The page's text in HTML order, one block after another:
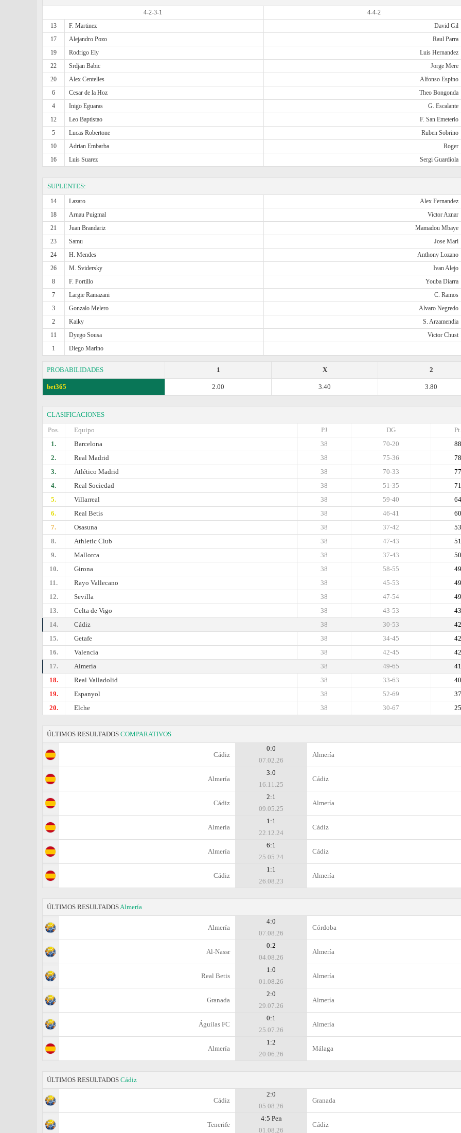
4-2-3-1
4-4-2
13
F. Martinez David Gil
17
Alejandro Pozo Raul Parra
19
Rodrigo Ely Luis Hernandez
22
Srdjan Babic Jorge Mere
20
Alex Centelles Alfonso Espino
6
Cesar de la Hoz Theo Bongonda
4
Inigo Eguaras G. Escalante
12
Leo Baptistao F. San Emeterio
5
Lucas Robertone Ruben Sobrino
10
Adrian Embarba Roger
16
Luis Suarez Sergi Guardiola
SUPLENTES:
14 Lazaro Alex Fernandez
18
Arnau Puigmal Victor Aznar
21
Juan Brandariz Mamadou Mbaye
23
Samu Jose Mari
24
H. Mendes Anthony Lozano
26
M. Svidersky Ivan Alejo
8
F. Portillo Youba Diarra
7
Largie Ramazani C. Ramos
3
Gonzalo Melero Alvaro Negredo
2
Kaiky S. Arzamendia
11
Dyego Sousa Victor Chust
1
Diego Marino
PROBABILIDADES 2
X
1
bet365 3.80
3.40
2.00
CLASIFICACIONES
Pos.
Equipo Pt.
DG
PJ
1.
Barcelona 88
70-20
38
2.
Real Madrid 78
75-36
38
3.
Atlético Madrid 77
70-33
38
4.
Real Sociedad 71
51-35
38
5.
Villarreal 64
59-40
38
6.
Real Betis 60
46-41
38
7.
Osasuna 53
37-42
38
8.
Athletic Club 51
47-43
38
9.
Mallorca 50
37-43
38
10.
Girona 49
58-55
38
11.
Rayo Vallecano 49
45-53
38
12.
Sevilla 49
47-54
38
13.
Celta de Vigo 43
43-53
38
14.
Cádiz 42
30-53
38
15.
Getafe 42
34-45
38
16.
Valencia 42
42-45
38
17.
Almería 41
49-65
38
18.
Real Valladolid 40
33-63
38
19.
Espanyol 37
52-69
38
20.
Elche 25
30-67
38
ÚLTIMOS RESULTADOS COMPARATIVOS
Cádiz
0:0
07.02.26
Almería
Almería
3:0
16.11.25
Cádiz
Cádiz
2:1
09.05.25
Almería
Almería
1:1
22.12.24
Cádiz
Almería
6:1
25.05.24
Cádiz
Cádiz
1:1
26.08.23
Almería
ÚLTIMOS RESULTADOSAlmería
Almería
4:0
07.08.26
Córdoba
Al-Nassr
0:2
04.08.26
Almería
Real Betis
1:0
01.08.26
Almería
Granada
2:0
29.07.26
Almería
Águilas FC
0:1
25.07.26
Almería
Almería
1:2
20.06.26
Málaga
ÚLTIMOS RESULTADOS Cádiz
Cádiz
2:0
05.08.26
Granada
Tenerife
4:5 Pen
01.08.26
Cádiz